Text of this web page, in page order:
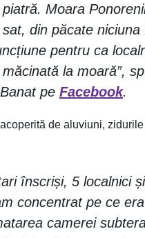
Moara
din păcate niciuna
pentru ca
la moară”,
pe Facebook.
de aluviuni,
înscriși, 5 localnici
concentrat pe ce
camerei